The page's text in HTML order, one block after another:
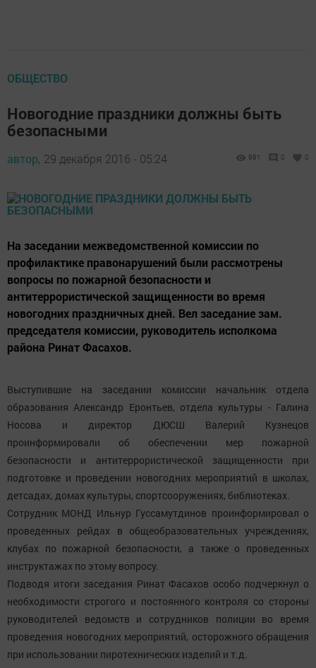
ОБЩЕСТВО
Новогодние праздники должны быть
безопасными
автор, 29 декабря 2016 - 05:24 981 0 0
На заседании межведомственной комиссии по
профилактике правонарушений были рассмотрены
вопросы по пожарной безопасности и
антитеррористической защищенности во время
новогодних праздничных дней. Вел заседание зам.
председателя комиссии, руководитель исполкома
района Ринат Фасахов.
Выступившие на заседании комиссии начальник отдела
образования Александр Еронтьев, отдела культуры - Галина
Носова и директор ДЮСШ Валерий Кузнецов
проинформировали об обеспечении мер пожарной
безопасности и антитеррористической защищенности при
подготовке и проведении новогодних мероприятий в школах,
детсадах, домах культуры, спортсооружениях, библиотеках.
Сотрудник МОНД Ильнур Гуссамутдинов проинформировал о
проведенных рейдах в общеобразовательных учреждениях,
клубах по пожарной безопасности, а также о проведенных
инструктажах по этому вопросу.
Подводя итоги заседания Ринат Фасахов особо подчеркнул о
необходимости строгого и постоянного контроля со стороны
руководителей ведомств и сотрудников полиции во время
проведения новогодних мероприятий, осторожного обращения
при использовании пиротехнических изделий и т.д.